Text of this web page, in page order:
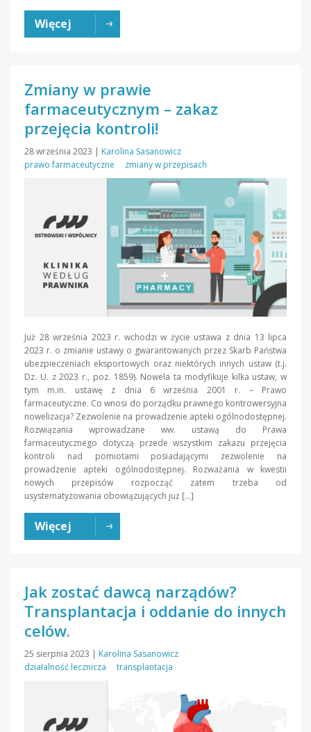
Więcej
Zmiany w prawie
farmaceutycznym – zakaz
przejęcia kontroli!
28 września 2023 | Karolina Sasanowicz
prawo farmaceutyczne
zmiany w przepisach
Już 28 września 2023 r. wchodzi w życie ustawa z dnia 13 lipca
2023 r. o zmianie ustawy o gwarantowanych przez Skarb Państwa
ubezpieczeniach eksportowych oraz niektórych innych ustaw (t.j.
Dz. U. z 2023 r., poz. 1859). Nowela ta modyfikuje kilka ustaw, w
tym m.in. ustawę z dnia 6 września 2001 r. – Prawo
farmaceutyczne. Co wnosi do porządku prawnego kontrowersyjna
nowelizacja? Zezwolenie na prowadzenie apteki ogólnodostępnej.
Rozwiązania wprowadzane ww. ustawą do Prawa
farmaceutycznego dotyczą przede wszystkim zakazu przejęcia
kontroli nad pomiotami posiadającymi zezwolenie na
prowadzenie apteki ogólnodostępnej. Rozważania w kwestii
nowych przepisów rozpocząć zatem trzeba od
usystematyzowania obowiązujących już […]
Więcej
Jak zostać dawcą narządów?
Transplantacja i oddanie do innych
celów.
25 sierpnia 2023 | Karolina Sasanowicz
działalność lecznicza
transplantacja